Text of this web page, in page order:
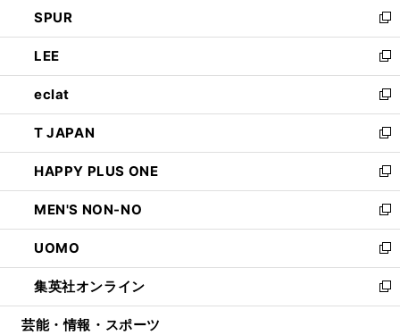
で
開
く
ド
ウ
で
開
く
ィ
ン
ド
ウ
で
開
く
い
ウ
ィ
ン
ド
ウ
で
開
く
SPUR
新
し
い
ウ
ィ
ン
ド
ウ
で
開
く
LEE
新
し
い
ウ
ィ
ン
ド
ウ
で
開
く
eclat
新
し
い
ウ
ィ
ン
ド
ウ
で
開
く
T JAPAN
新
し
い
ウ
ィ
ン
ド
ウ
で
開
HAPPY PLUS ONE
新
し
い
ウ
ィ
ン
ド
ウ
MEN'S NON-NO
新
し
い
ウ
ィ
ン
UOMO
新
し
い
ウ
集英社オンライン
新
し
芸能・情報・スポーツ